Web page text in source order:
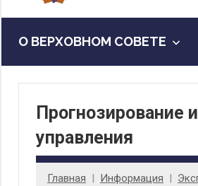
О ВЕРХОВНОМ СОВЕТЕ
Прогнозирование
управления
Главная Информация